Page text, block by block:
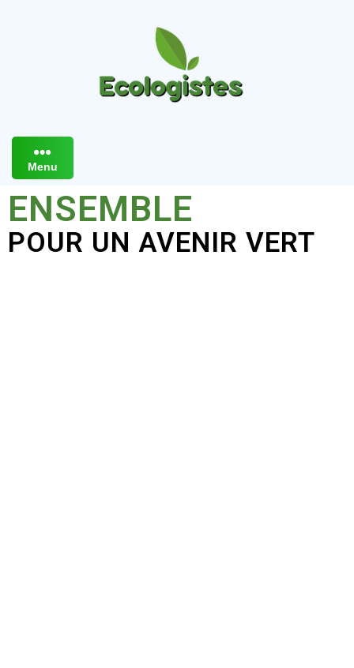
Menu
ENSEMBLE
POUR UN AVENIR VERT